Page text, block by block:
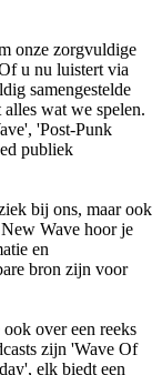
onze zorgvuldige
u nu luistert via
samengestelde
wat we spelen.
'Post-Punk
publiek
bij ons, maar ook
Wave hoor je
en
bron zijn voor
over een reeks
zijn 'Wave Of
elk biedt een